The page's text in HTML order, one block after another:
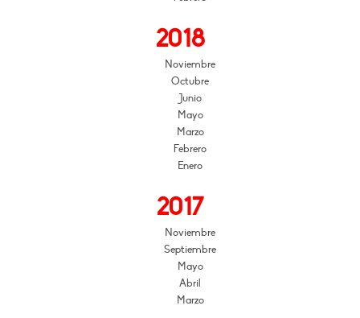
2018
Noviembre
Octubre
Junio
Mayo
Marzo
Febrero
Enero
2017
Noviembre
Septiembre
Mayo
Abril
Marzo